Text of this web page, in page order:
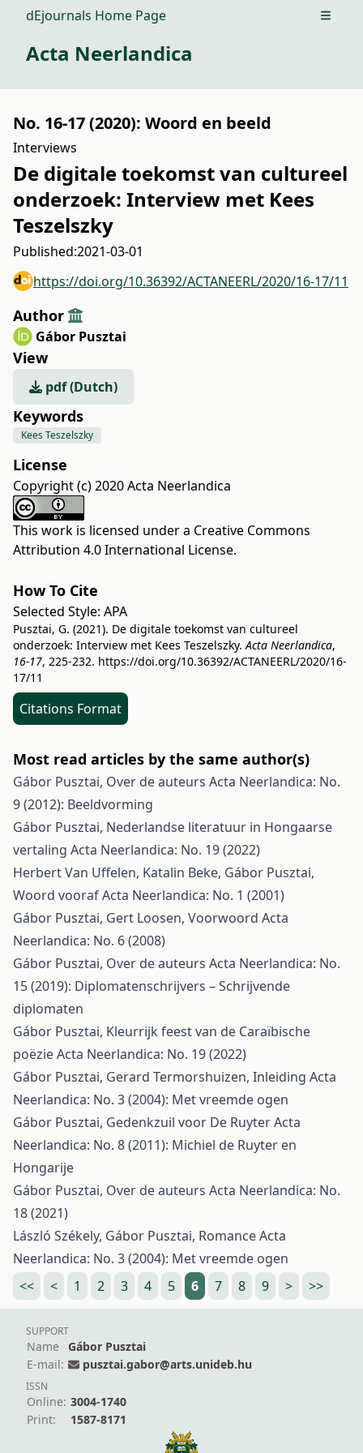
dEjournals Home Page Open
Acta Neerlandica
No. 16-17 (2020): Woord en beeld
Interviews
De digitale toekomst van cultureel
onderzoek: Interview met Kees
Teszelszky
Published:2021-03-01
https://doi.org/10.36392/ACTANEERL/2020/16-17/11
Author
Gábor Pusztai
View
pdf (Dutch)
Keywords
Kees Teszelszky
License
Copyright (c) 2020 Acta Neerlandica
This work is licensed under a Creative Commons
Attribution 4.0 International License.
How To Cite
Selected Style: APA
Pusztai, G. (2021). De digitale toekomst van cultureel
onderzoek: Interview met Kees Teszelszky.Acta Neerlandica,
16-17, 225-232. https://doi.org/10.36392/ACTANEERL/2020/16-
17/11
Citations Format
Most read articles by the same author(s)
Gábor Pusztai, Over de auteurs Acta Neerlandica: No.
9 (2012): Beeldvorming
Gábor Pusztai, Nederlandse literatuur in Hongaarse
vertaling Acta Neerlandica: No. 19 (2022)
Herbert Van Uffelen, Katalin Beke, Gábor Pusztai,
Woord voorafActa Neerlandica: No. 1 (2001)
Gábor Pusztai, Gert Loosen, Voorwoord Acta
Neerlandica: No. 6 (2008)
Gábor Pusztai, Over de auteurs Acta Neerlandica: No.
15 (2019): Diplomatenschrijvers – Schrijvende
diplomaten
Gábor Pusztai, Kleurrijk feest van de Caraïbische
poëzieActa Neerlandica: No. 19 (2022)
Gábor Pusztai, Gerard Termorshuizen, Inleiding Acta
Neerlandica: No. 3 (2004): Met vreemde ogen
Gábor Pusztai, Gedenkzuil voor De RuyterActa
Neerlandica: No. 8 (2011): Michiel de Ruyter en
Hongarije
Gábor Pusztai, Over de auteurs Acta Neerlandica: No.
18 (2021)
László Székely, Gábor Pusztai, RomanceActa
Neerlandica: No. 3 (2004): Met vreemde ogen
<<
< 1 2 3 4 5 6 7 8 9 > >>
SUPPORT
Name
Gábor Pusztai
E-mail:
pusztai.gabor@arts.unideb.hu
ISSN
Online: 3004-1740
Print:
1587-8171